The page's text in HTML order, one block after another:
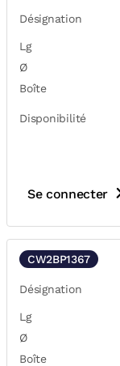
Désignation
Lg
Ø
Boîte
Disponibilité
Se connecter
CW2BP1367
Désignation
Lg
Ø
Boîte